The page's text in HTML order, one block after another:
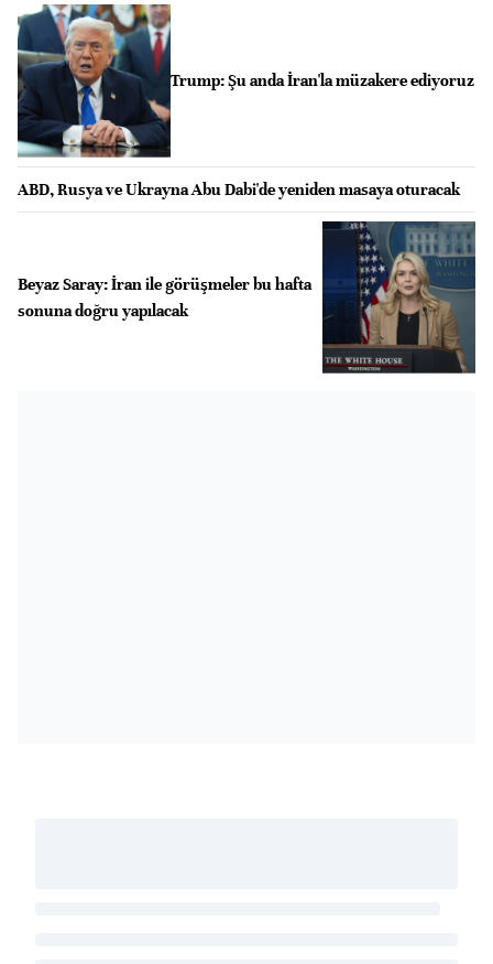
Trump: Şu anda İran'la müzakere ediyoruz
ABD, Rusya ve Ukrayna Abu Dabi'de yeniden masaya oturacak
Beyaz Saray: İran ile görüşmeler bu hafta
sonuna doğru yapılacak